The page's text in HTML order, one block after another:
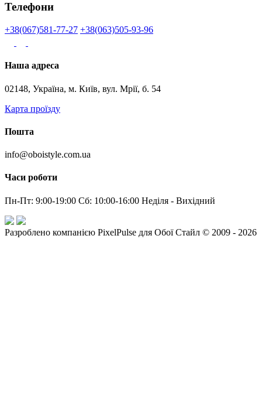
Телефони
+38(067)581-77-27 +38(063)505-93-96
Наша адреса
02148, Україна, м. Київ, вул. Мрії, б. 54
Карта проїзду
Пошта
info@oboistyle.com.ua
Часи роботи
Пн-Пт: 9:00-19:00 Сб: 10:00-16:00 Неділя - Вихідний
Разроблено компанією PixelPulse для Обої Стайл © 2009 - 2026